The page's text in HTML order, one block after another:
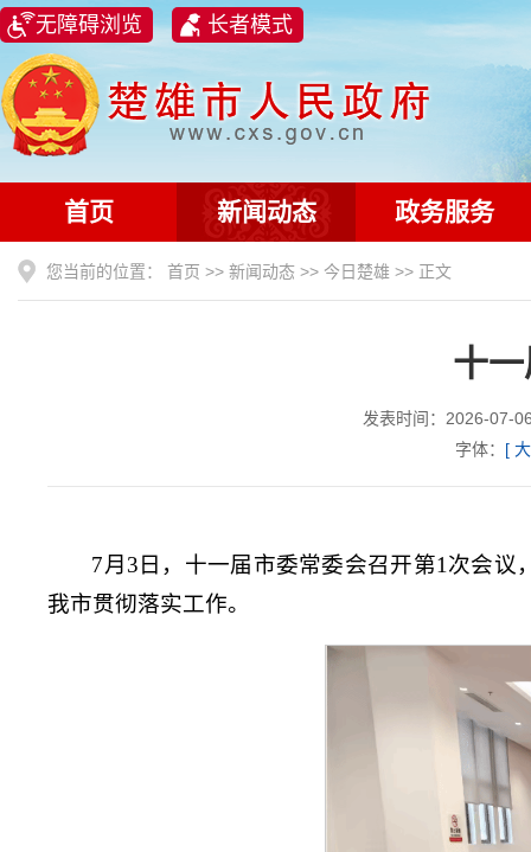
无障碍浏览 长者模式
首页 新闻动态 政务服务
您当前的位置： 首页 >> 新闻动态 >> 今日楚雄 >> 正文
十
发表时间：2026-
字体： [ 大
7月3日，十一届市委常委会召开第1次会
我市贯彻落实工作。